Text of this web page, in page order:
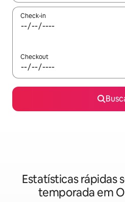
Check-in
Checkout
Estatísticas rápidas
temporada em